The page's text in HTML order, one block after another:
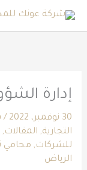
تخطي
إدارة
30 نوفمبر، 2022 /
التجارية, المقالات,
للشركات, محامي
الرياض